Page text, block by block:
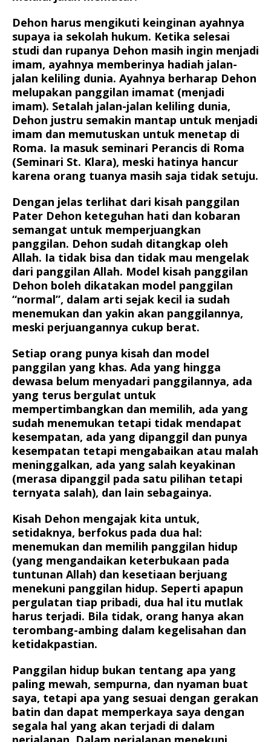
Dehon harus mengikuti keinginan ayahnya
supaya ia sekolah hukum. Ketika selesai
studi dan rupanya Dehon masih ingin menjadi
imam, ayahnya memberinya hadiah jalan-
jalan keliling dunia. Ayahnya berharap Dehon
melupakan panggilan imamat (menjadi
imam). Setalah jalan-jalan keliling dunia,
Dehon justru semakin mantap untuk menjadi
imam dan memutuskan untuk menetap di
Roma. Ia masuk seminari Perancis di Roma
(Seminari St. Klara), meski hatinya hancur
karena orang tuanya masih saja tidak setuju.
Dengan jelas terlihat dari kisah panggilan
Pater Dehon keteguhan hati dan kobaran
semangat untuk memperjuangkan
panggilan. Dehon sudah ditangkap oleh
Allah. Ia tidak bisa dan tidak mau mengelak
dari panggilan Allah. Model kisah panggilan
Dehon boleh dikatakan model panggilan
“normal”, dalam arti sejak kecil ia sudah
menemukan dan yakin akan panggilannya,
meski perjuangannya cukup berat.
Setiap orang punya kisah dan model
panggilan yang khas. Ada yang hingga
dewasa belum menyadari panggilannya, ada
yang terus bergulat untuk
mempertimbangkan dan memilih, ada yang
sudah menemukan tetapi tidak mendapat
kesempatan, ada yang dipanggil dan punya
kesempatan tetapi mengabaikan atau malah
meninggalkan, ada yang salah keyakinan
(merasa dipanggil pada satu pilihan tetapi
ternyata salah), dan lain sebagainya.
Kisah Dehon mengajak kita untuk,
setidaknya, berfokus pada dua hal:
menemukan dan memilih panggilan hidup
(yang mengandaikan keterbukaan pada
tuntunan Allah) dan kesetiaan berjuang
menekuni panggilan hidup. Seperti apapun
pergulatan tiap pribadi, dua hal itu mutlak
harus terjadi. Bila tidak, orang hanya akan
terombang-ambing dalam kegelisahan dan
ketidakpastian.
Panggilan hidup bukan tentang apa yang
paling mewah, sempurna, dan nyaman buat
saya, tetapi apa yang sesuai dengan gerakan
batin dan dapat memperkaya saya dengan
segala hal yang akan terjadi di dalam